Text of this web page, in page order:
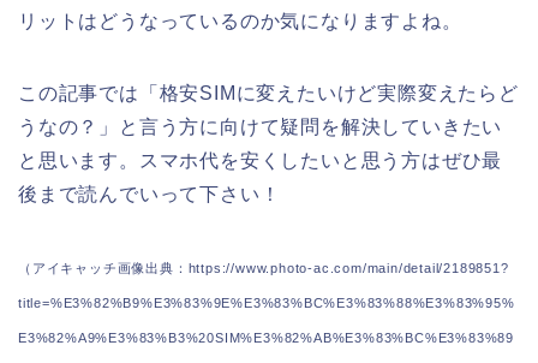
リットはどうなっているのか気になりますよね。
この記事では「格安SIMに変えたいけど実際変えたらど
うなの？」と言う方に向けて疑問を解決していきたい
と思います。スマホ代を安くしたいと思う方はぜひ最
後まで読んでいって下さい！
（アイキャッチ画像出典：https://www.photo-ac.com/main/detail/2189851?
title=%E3%82%B9%E3%83%9E%E3%83%BC%E3%83%88%E3%83%95%
E3%82%A9%E3%83%B3%20SIM%E3%82%AB%E3%83%BC%E3%83%89